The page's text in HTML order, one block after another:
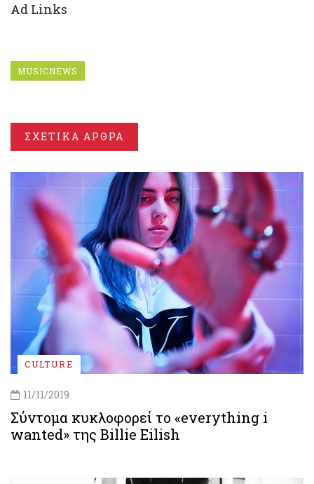
Ad Links
MUSICNEWS
ΣΧΕΤΙΚΑ ΑΡΘΡΑ
CULTURE
11/11/2019
Σύντομα κυκλοφορεί το «everything i
wanted» της Billie Eilish